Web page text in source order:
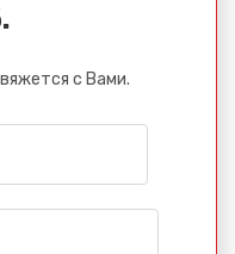
с Вами.